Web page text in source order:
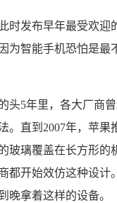
时发布早年最受欢迎
为智能手机恐怕是最
头5年里，各大厂商
。直到2007年，苹果
玻璃覆盖在长方形的
都开始效仿这种设计
晚拿着这样的设备。